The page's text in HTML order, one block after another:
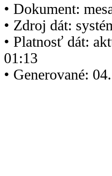
• Dokument:
• Zdroj dát:
• Platnosť dát:
01:13
• Generované: